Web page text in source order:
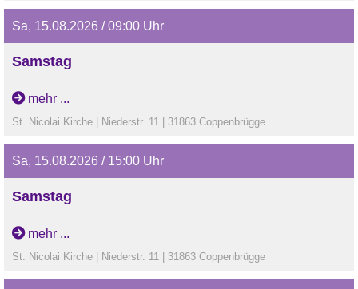
Sa, 15.08.2026 / 09:00 Uhr
Samstag
Einschulungsgottesdienst in Coppenbrügge
mehr ...
St. Nicolai Kirche | Niederstr. 11 | 31863 Coppenbrügge
Sa, 15.08.2026 / 15:00 Uhr
Samstag
Taufgottesdienst in Coppenbrügge
mehr ...
St. Nicolai Kirche | Niederstr. 11 | 31863 Coppenbrügge